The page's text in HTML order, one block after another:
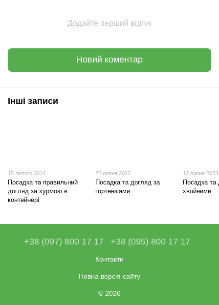
Додайте перший відгук
Новий коментар
Інші записи
15 лютого 2024
Посадка та правильний
догляд за хурмою в
контейнері
22 липня 2023
Посадка та догляд за
гортензіями
12 липня 2023
Посадка та
хвойними
+38 (097) 800 17 17 +38 (095) 800 17 17
Контакти
Повна версія сайту
© 2026